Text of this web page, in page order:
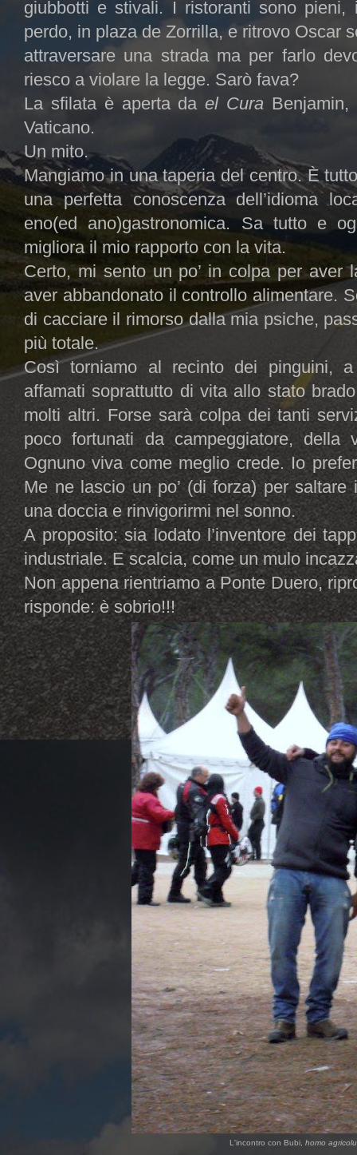
giubbotti e stivali. I ristoranti sono
perdo, in plaza de Zorrilla, e ritrovo Oscar
attraversare una strada ma per farlo
riesco a violare la legge. Sarò fava?
La sfilata è aperta dael Cura
Vaticano.
Un mito.
Mangiamo in una taperia del centro. È
una perfetta conoscenza dell’idioma
eno(ed ano)gastronomica. Sa tutto e
migliora il mio rapporto con la vita.
Certo, mi sento un po’ in colpa per
aver abbandonato il controllo alimentare.
di cacciare il rimorso dalla mia psiche,
più totale.
Così torniamo al recinto dei pinguini,
affamati soprattutto di vita allo stato
molti altri. Forse sarà colpa dei tanti
poco fortunati da campeggiatore,
Ognuno viva come meglio crede. Io
Me ne lascio un po’ (di forza) per
una doccia e rinvigorirmi nel sonno.
A proposito: sia lodato l’inventore dei
industriale. E scalcia, come un mulo
Non appena rientriamo a Ponte Duero,
risponde: è sobrio!!!
L'incontro con Bubi,homo